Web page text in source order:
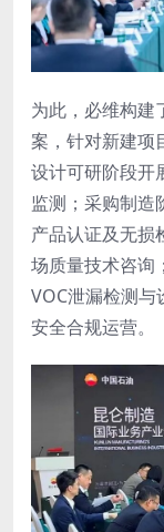
为此，必维构建
案，针对新建项
设计可研阶段开
监测；采购制造
产品认证及无损
场质量技术咨询
VOC泄漏检测与
安全合规运营。